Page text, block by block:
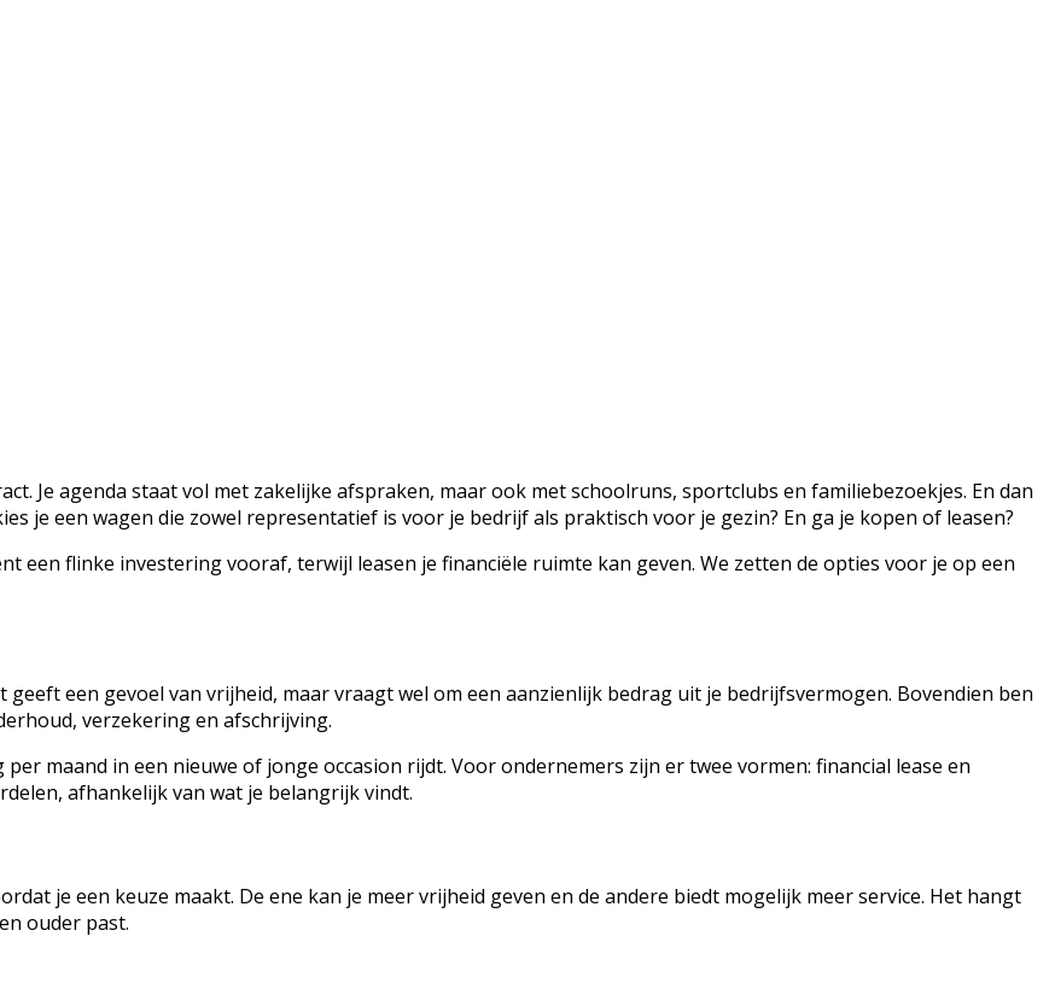
Je agenda staat vol met zakelijke afspraken, maar ook met schoolruns, sportclubs en familiebezoekjes. En dan
je een wagen die zowel representatief is voor je bedrijf als praktisch voor je gezin? En ga je kopen of leasen?
een flinke investering vooraf, terwijl leasen je financiële ruimte kan geven. We zetten de opties voor je op een
een gevoel van vrijheid, maar vraagt wel om een aanzienlijk bedrag uit je bedrijfsvermogen. Bovendien ben
verzekering en afschrijving.
maand in een nieuwe of jonge occasion rijdt. Voor ondernemers zijn er twee vormen: financial lease en
afhankelijk van wat je belangrijk vindt.
je een keuze maakt. De ene kan je meer vrijheid geven en de andere biedt mogelijk meer service. Het hangt
ouder past.